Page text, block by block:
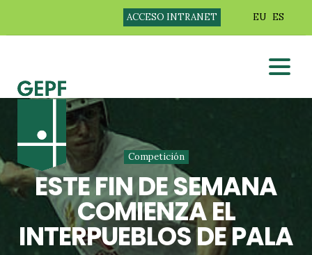
ACCESO INTRANET EU ES
Competición
ESTE FIN DE SEMANA
COMIENZA EL
INTERPUEBLOS DE PALA